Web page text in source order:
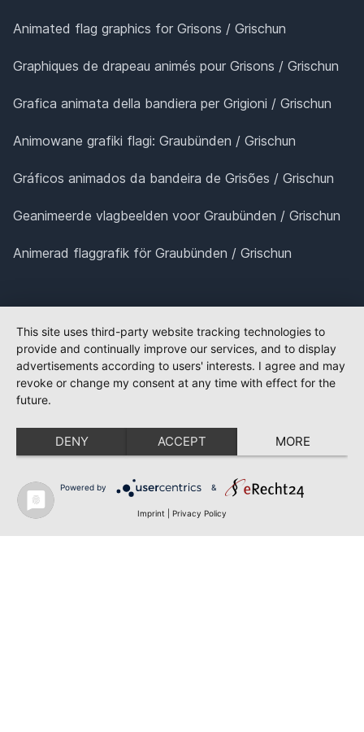
Animated flag graphics for Grisons / Grischun
Graphiques de drapeau animés pour Grisons / Grischun
Grafica animata della bandiera per Grigioni / Grischun
Animowane grafiki flagi: Graubünden / Grischun
Gráficos animados da bandeira de Grisões / Grischun
Geanimeerde vlagbeelden voor Graubünden / Grischun
Animerad flaggrafik för Graubünden / Grischun
This site uses third-party website tracking technologies to
provide and continually improve our services, and to display
advertisements according to users' interests. I agree and may
revoke or change my consent at any time with effect for the
future.
DENY ACCEPT MORE
Powered by &
Imprint Privacy Policy